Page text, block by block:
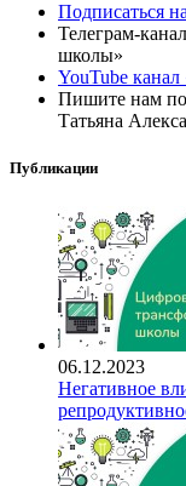
Подписаться
Телеграм-канал
школы»
YouTube
Пишите нам по
Татьяна
Публикации
06.12.2023
Негативное